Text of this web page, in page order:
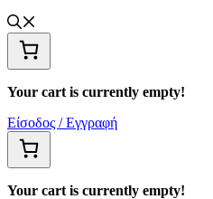
Your cart is currently empty!
Είσοδος / Εγγραφή
Your cart is currently empty!